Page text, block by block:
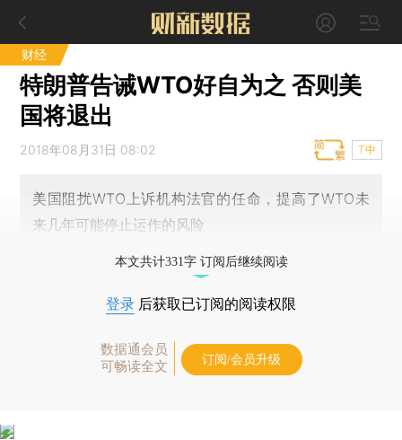
财经
特朗普告诫WTO好自为之 否则美
国将退出
2018年08月31日 08:02 T中
美国阻扰WTO上诉机构法官的任命，提高了WTO未
来几年可能停止运作的风险
本文共计331字 订阅后继续阅读
登录 后获取已订阅的阅读权限
数据通会员
可畅读全文
订阅/会员升级